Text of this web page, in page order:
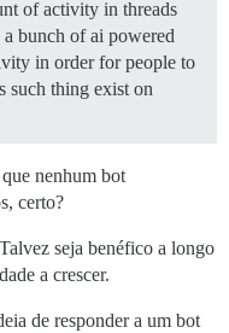
of activity in threads
bunch of ai powered
in order for people to
such thing exist on
nenhum bot
certo?
seja benéfico a longo
a crescer.
de responder a um bot